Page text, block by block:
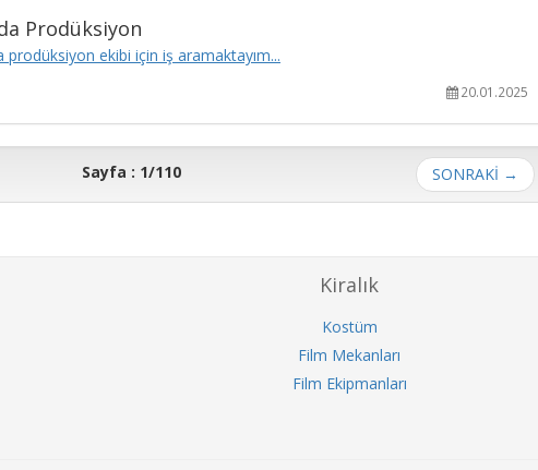
Prodüksiyon
prodüksiyon ekibi için iş aramaktayım...
20.01.2025
Sayfa : 1/110 SONRAKİ →
Kiralık
Kostüm
Film Mekanları
Film Ekipmanları